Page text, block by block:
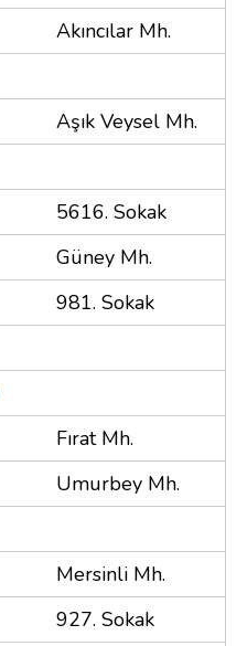
Akıncılar Mh.
Aşık Veysel Mh.
5616. Sokak
Güney Mh.
981. Sokak
Fırat Mh.
Umurbey Mh.
Mersinli Mh.
927. Sokak